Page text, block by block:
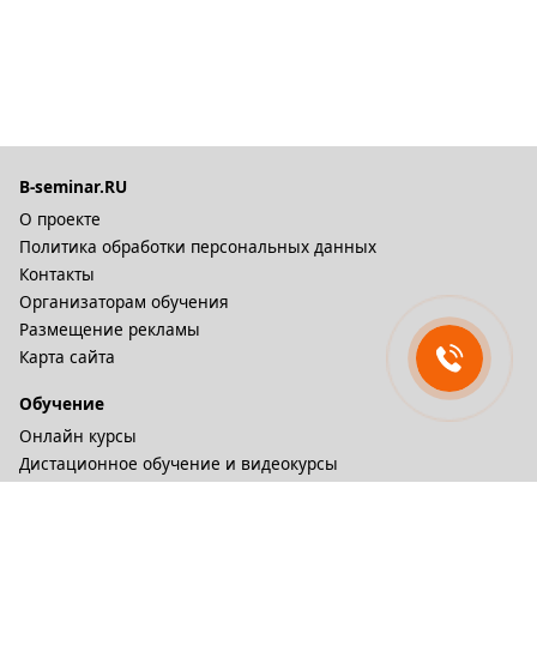
B-seminar.RU
О проекте
Политика обработки персональных данных
Контакты
Организаторам обучения
Размещение рекламы
Карта сайта
Обучение
Онлайн курсы
Дистационное обучение и видеокурсы